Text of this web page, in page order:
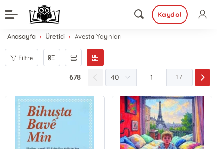
Kaydol
Anasayfa Üretici Avesta Yayınları
Filtre
678 17